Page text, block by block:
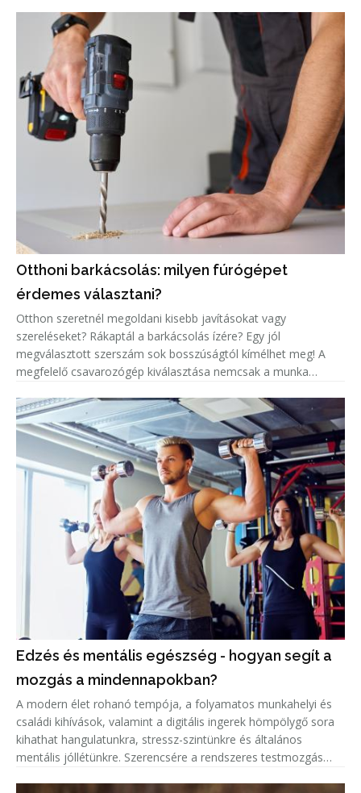
hogy élvezzü
Otthoni barkácsolás: milyen fúrógépet
érdemes választani?
Otthon szeretnél megoldani kisebb javításokat vagy
szereléseket? Rákaptál a barkácsolás ízére? Egy jól
megválasztott szerszám sok bosszúságtól kímélhet meg! A
megfelelő csavarozógép kiválasztása nemcsak a munka
meg. Nézzük meg együtt, mivel érde
Edzés és mentális egészség - hogyan segít a
mozgás a mindennapokban?
A modern élet rohanó tempója, a folyamatos munkahelyi és
családi kihívások, valamint a digitális ingerek hömpölygő sora
kihathat hangulatunkra, stressz-szintünkre és általános
mentális jóllétünkre. Szerencsére a rendszeres testmozgás